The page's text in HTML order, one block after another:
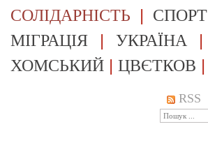
СОЛІДАРНІСТЬ | СПОРТ
МІГРАЦІЯ | УКРАЇНА |
ХОМСЬКИЙ | ЦВЄТКОВ |
RSS